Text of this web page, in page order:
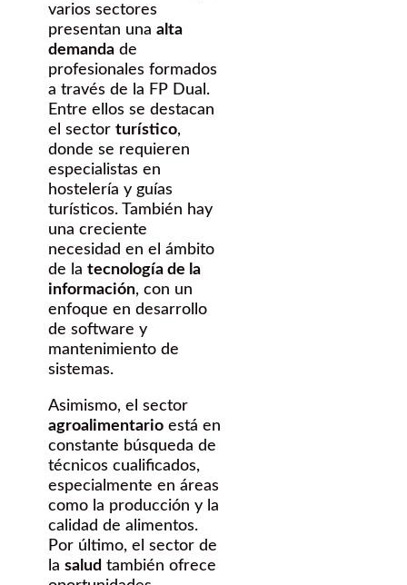
varios sectores
presentan una alta
demanda de
profesionales formados
a través de la FP Dual.
Entre ellos se destacan
el sector turístico,
donde se requieren
especialistas en
hostelería y guías
turísticos. También hay
una creciente
necesidad en el ámbito
de la tecnología de la
información, con un
enfoque en desarrollo
de software y
mantenimiento de
sistemas.
Asimismo, el sector
agroalimentario está en
constante búsqueda de
técnicos cualificados,
especialmente en áreas
como la producción y la
calidad de alimentos.
Por último, el sector de
la salud también ofrece